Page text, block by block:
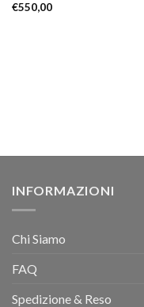
€550,00
INFORMAZIONI
Chi Siamo
FAQ
Spedizione & Reso